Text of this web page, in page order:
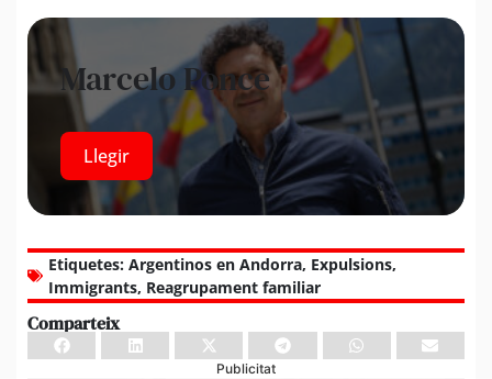
Marcelo Ponce
Llegir
Etiquetes: Argentinos en Andorra, Expulsions,
Immigrants, Reagrupament familiar
Comparteix
Publicitat